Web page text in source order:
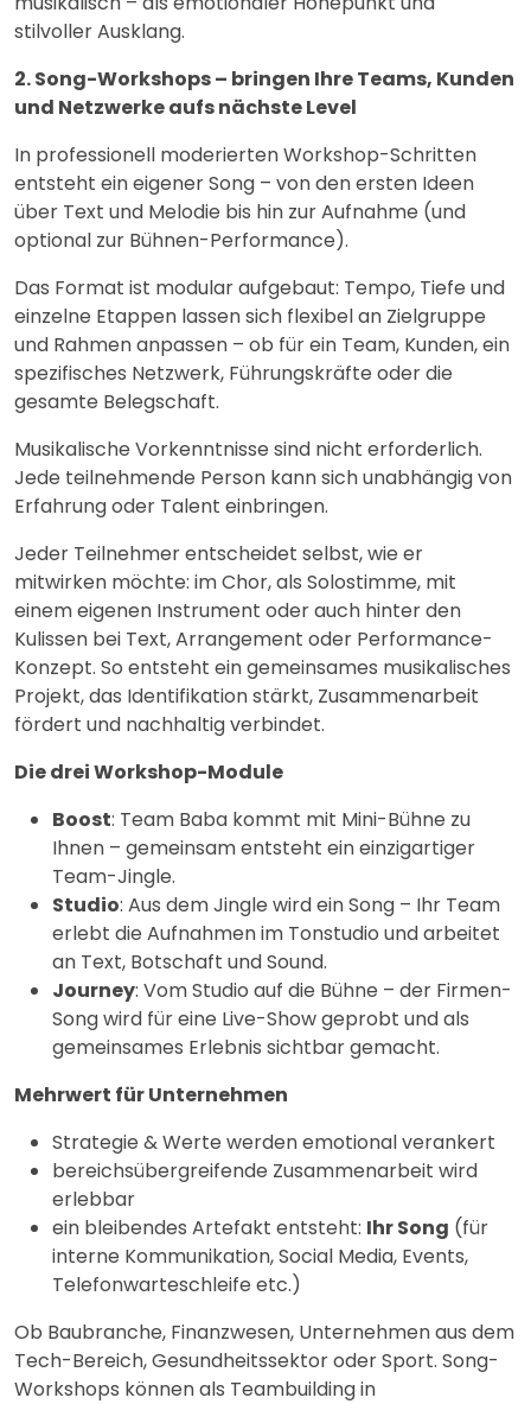
stilvoller Ausklang.
2. Song-Workshops – bringen Ihre Teams, Kunden
und Netzwerke aufs nächste Level
In professionell moderierten Workshop-Schritten
entsteht ein eigener Song – von den ersten Ideen
über Text und Melodie bis hin zur Aufnahme (und
optional zur Bühnen-Performance).
Das Format ist modular aufgebaut: Tempo, Tiefe und
einzelne Etappen lassen sich flexibel an Zielgruppe
und Rahmen anpassen – ob für ein Team, Kunden, ein
spezifisches Netzwerk, Führungskräfte oder die
gesamte Belegschaft.
Musikalische Vorkenntnisse sind nicht erforderlich.
Jede teilnehmende Person kann sich unabhängig von
Erfahrung oder Talent einbringen.
Jeder Teilnehmer entscheidet selbst, wie er
mitwirken möchte: im Chor, als Solostimme, mit
einem eigenen Instrument oder auch hinter den
Kulissen bei Text, Arrangement oder Performance-
Konzept. So entsteht ein gemeinsames musikalisches
Projekt, das Identifikation stärkt, Zusammenarbeit
fördert und nachhaltig verbindet.
Die drei Workshop-Module
Boost: Team Baba kommt mit Mini-Bühne zu
Ihnen – gemeinsam entsteht ein einzigartiger
Team-Jingle.
Studio: Aus dem Jingle wird ein Song – Ihr Team
erlebt die Aufnahmen im Tonstudio und arbeitet
an Text, Botschaft und Sound.
Journey: Vom Studio auf die Bühne – der Firmen-
Song wird für eine Live-Show geprobt und als
gemeinsames Erlebnis sichtbar gemacht.
Mehrwert für Unternehmen
Strategie & Werte werden emotional verankert
bereichsübergreifende Zusammenarbeit wird
erlebbar
ein bleibendes Artefakt entsteht: Ihr Song (für
interne Kommunikation, Social Media, Events,
Telefonwarteschleife etc.)
Ob Baubranche, Finanzwesen, Unternehmen aus dem
Tech-Bereich, Gesundheitssektor oder Sport. Song-
Workshops können als Teambuilding in